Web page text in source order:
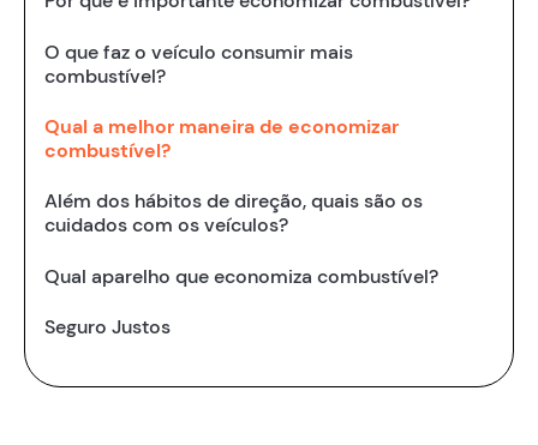
O que faz o veículo consumir mais
combustível?
Qual a melhor maneira de economizar
combustível?
Além dos hábitos de direção, quais são os
cuidados com os veículos?
Qual aparelho que economiza combustível?
Seguro Justos